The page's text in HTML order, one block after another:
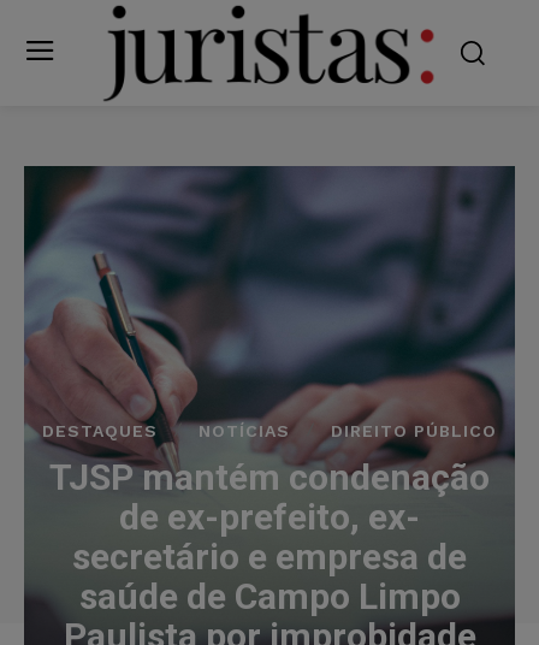
DESTAQUES NOTÍCIAS DIREITO PÚBLICO
TJSP mantém condenação
de ex-prefeito, ex-
secretário e empresa de
saúde de Campo Limpo
Paulista por improbidade